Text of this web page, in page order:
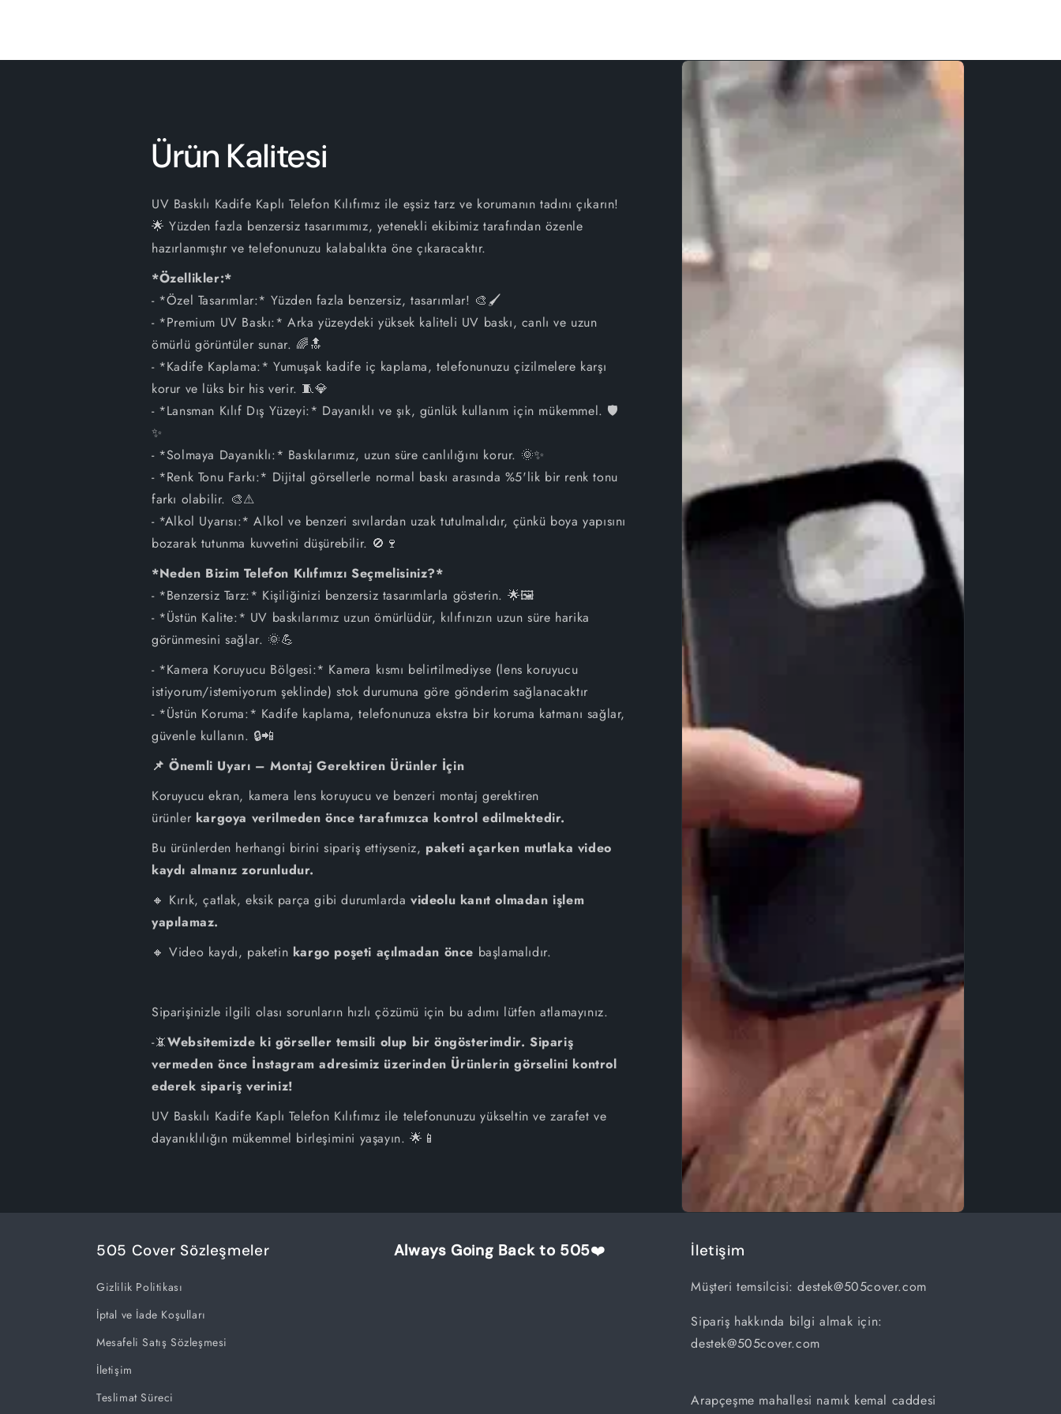
iPhone 16
iPhone 15
iPhone 14
iPhone 13 Pro Max
iPhone 13 Pro
iPhone 13
iPhone 12 Pro
iPhone 12
iPhone 11
iPhone XS Max
iPhone 8 Plus
iPhone 8
iPhone 7
iPhone 6
Ürün Kalitesi
UV Baskılı Kadife Kaplı Telefon Kılıfımız ile eşsiz tarz ve korumanın tadını çıkarın!
🌟 Yüzden fazla benzersiz tasarımımız, yetenekli ekibimiz tarafından özenle
hazırlanmıştır ve telefonunuzu kalabalıkta öne çıkaracaktır.
*Özellikler:*
- *Özel Tasarımlar:* Yüzden fazla benzersiz, tasarımlar! 🎨🖌
- *Premium UV Baskı:* Arka yüzeydeki yüksek kaliteli UV baskı, canlı ve uzun
ömürlü görüntüler sunar. 🌈🔝
- *Kadife Kaplama:* Yumuşak kadife iç kaplama, telefonunuzu çizilmelere karşı
korur ve lüks bir his verir. 🧵💎
- *Lansman Kılıf Dış Yüzeyi:* Dayanıklı ve şık, günlük kullanım için mükemmel. 🛡
✨
- *Solmaya Dayanıklı:* Baskılarımız, uzun süre canlılığını korur. 🌞✨
- *Renk Tonu Farkı:* Dijital görsellerle normal baskı arasında %5'lik bir renk tonu
farkı olabilir. 🎨⚠
- *Alkol Uyarısı:* Alkol ve benzeri sıvılardan uzak tutulmalıdır, çünkü boya yapısını
bozarak tutunma kuvvetini düşürebilir. 🚫🍷
*Neden Bizim Telefon Kılıfımızı Seçmelisiniz?*
- *Benzersiz Tarz:* Kişiliğinizi benzersiz tasarımlarla gösterin. 🌟🖼
- *Üstün Kalite:* UV baskılarımız uzun ömürlüdür, kılıfınızın uzun süre harika
görünmesini sağlar. 🌞💪
- *Kamera Koruyucu Bölgesi:* Kamera kısmı belirtilmediyse (lens koruyucu
istiyorum/istemiyorum şeklinde) stok durumuna göre gönderim sağlanacaktır
- *Üstün Koruma:* Kadife kaplama, telefonunuza ekstra bir koruma katmanı sağlar,
güvenle kullanın. 🔒📲
📌 Önemli Uyarı – Montaj Gerektiren Ürünler İçin
Koruyucu ekran, kamera lens koruyucu ve benzeri montaj gerektiren
ürünler kargoya verilmeden önce tarafımızca kontrol edilmektedir.
Bu ürünlerden herhangi birini sipariş ettiyseniz, paketi açarken mutlaka video
kaydı almanız zorunludur.
🔸 Kırık, çatlak, eksik parça gibi durumlardavideolu kanıt olmadan işlem
yapılamaz.
🔸 Video kaydı, paketin kargo poşeti açılmadan önce başlamalıdır.
Siparişinizle ilgili olası sorunların hızlı çözümü için bu adımı lütfen atlamayınız.
-📵Websitemizde ki görseller temsili olup bir öngösterimdir. Sipariş
vermeden önce İnstagram adresimiz üzerinden Ürünlerin görselini kontrol
ederek sipariş veriniz!
UV Baskılı Kadife Kaplı Telefon Kılıfımız ile telefonunuzu yükseltin ve zarafet ve
dayanıklılığın mükemmel birleşimini yaşayın. 🌟📱
505 Cover Sözleşmeler
Gizlilik Politikası
İptal ve İade Koşulları
Mesafeli Satış Sözleşmesi
İletişim
Teslimat Süreci
Always Going Back to 505❤️ İletişim
Müşteri temsilcisi: destek@505cover.com
Sipariş hakkında bilgi almak için:
destek@505cover.com
Arapçeşme mahallesi namık kemal caddesi